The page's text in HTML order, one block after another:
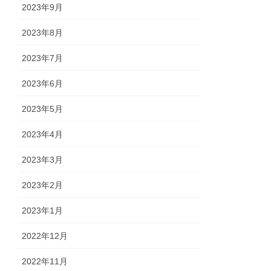
2023年9月
2023年8月
2023年7月
2023年6月
2023年5月
2023年4月
2023年3月
2023年2月
2023年1月
2022年12月
2022年11月